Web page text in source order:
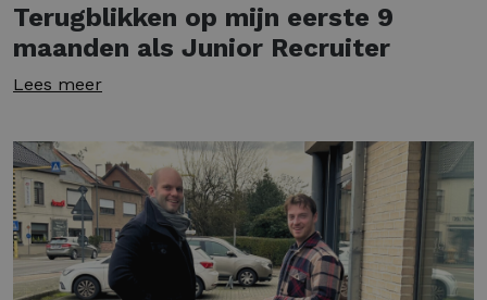
Terugblikken op mijn eerste 9
maanden als Junior Recruiter
Lees meer